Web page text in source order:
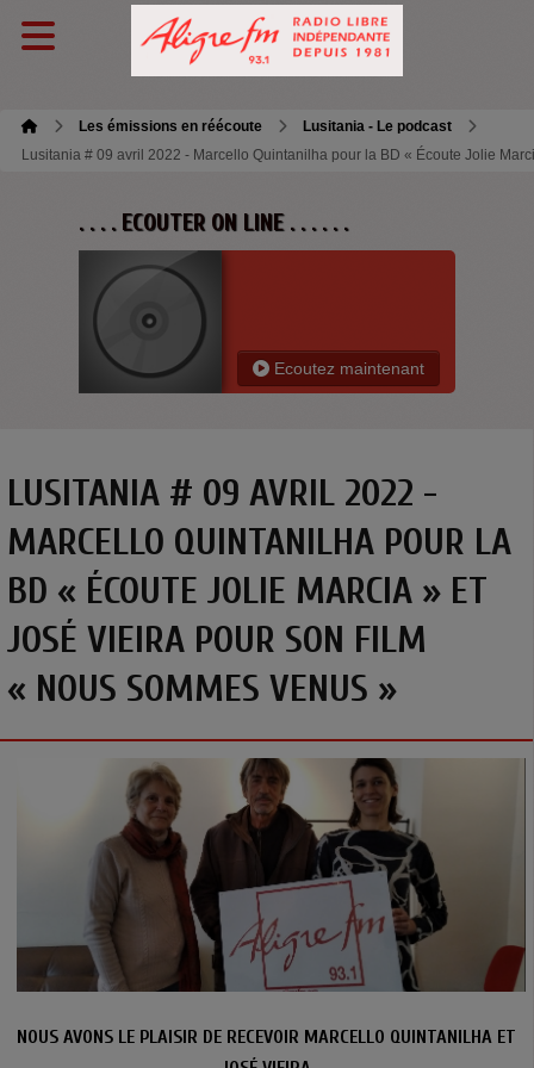
Les émissions en réécoute
Lusitania - Le podcast
Lusitania # 09 avril 2022 - Marcello Quintanilha pour la BD « Écoute Jolie
. . . . ECOUTER ON LINE . . . . . .
Ecoutez maintenant
LUSITANIA # 09 AVRIL 2022 -
MARCELLO QUINTANILHA POUR LA
BD « ÉCOUTE JOLIE MARCIA » ET
JOSÉ VIEIRA POUR SON FILM
« NOUS SOMMES VENUS »
NOUS AVONS LE PLAISIR DE RECEVOIR MARCELLO QUINTANILHA ET